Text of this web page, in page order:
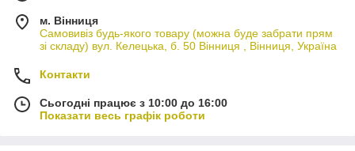
м. Вінниця
Самовивіз будь-якого товару (можна буде забрати прям
зі складу) вул. Келецька, б. 50 Вінниця , Вінниця, Україна
Контакти
Сьогодні працює з 10:00 до 16:00
Показати весь графік роботи